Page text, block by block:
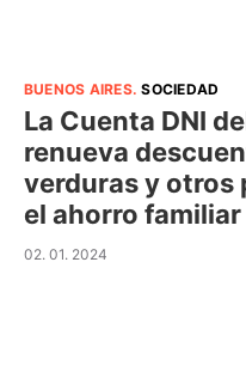
BUENOS AIRES.SOCIEDAD
La Cuenta DNI
renueva
verduras y otros
el ahorro
02. 01. 2024